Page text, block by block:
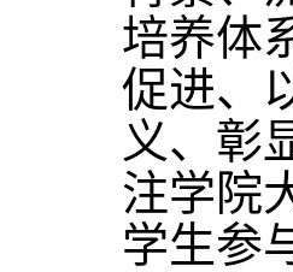
培养体
促进、
义、彰
注学院
学生参